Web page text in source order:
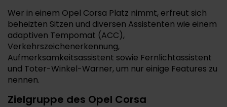
Wer in einem Opel Corsa Platz nimmt, erfreut sich
beheizten Sitzen und diversen Assistenten wie einem
adaptiven Tempomat (ACC),
Verkehrszeichenerkennung,
Aufmerksamkeitsassistent sowie Fernlichtassistent
und Toter-Winkel-Warner, um nur einige Features zu
nennen.
Zielgruppe des Opel Corsa